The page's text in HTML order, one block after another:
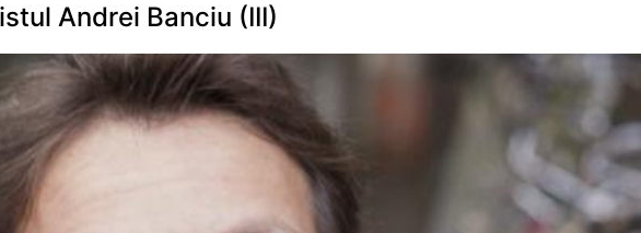
Andrei Banciu (III)